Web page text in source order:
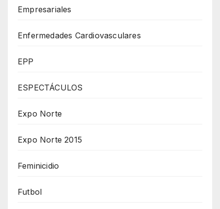
Empresariales
Enfermedades Cardiovasculares
EPP
ESPECTÁCULOS
Expo Norte
Expo Norte 2015
Feminicidio
Futbol